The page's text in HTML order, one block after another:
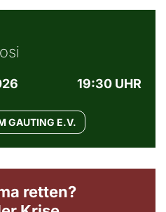
19:30 UHR
GAUTING E.V.
retten?